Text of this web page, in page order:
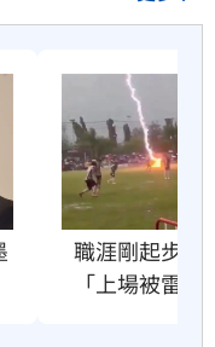
職涯剛起步　
「上場被雷劈